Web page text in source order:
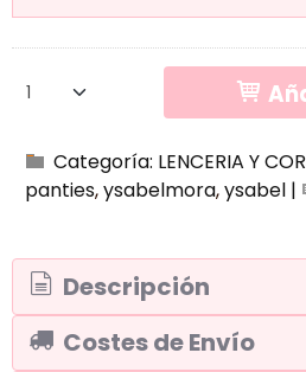
Categoría: LENCERIA Y
panties ysabelmora ysabel |
Descripción
Costes de Envío